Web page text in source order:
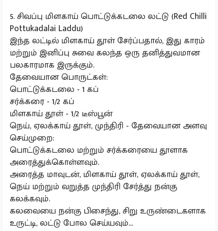
5. சிவப்பு மிளகாய் பொட்டுக்கடலை லட்டு (Red Chilli
Pottukadalai Laddu)
இந்த லட்டில் மிளகாய் தூள் சேர்ப்பதால், இது காரம்
மற்றும் இனிப்பு சுவை கலந்த ஒரு தனித்துவமான
பலகாரமாக இருக்கும்.
தேவையான பொருட்கள்:
பொட்டுக்கடலை - 1 கப்
சர்க்கரை - 1/2 கப்
மிளகாய் தூள் - 1/2 டீஸ்பூன்
நெய், ஏலக்காய் தூள், முந்திரி - தேவையான அளவு
செய்முறை:
பொட்டுக்கடலை மற்றும் சர்க்கரையை தூளாக
அரைத்துக்கொள்ளவும்.
அரைத்த மாவுடன், மிளகாய் தூள், ஏலக்காய் தூள்,
நெய் மற்றும் வறுத்த முந்திரி சேர்த்து நன்கு
கலக்கவும்.
கலவையை நன்கு பிசைந்து, சிறு உருண்டைகளாக
உருட்டி, லட்டு போல செய்யவும்...